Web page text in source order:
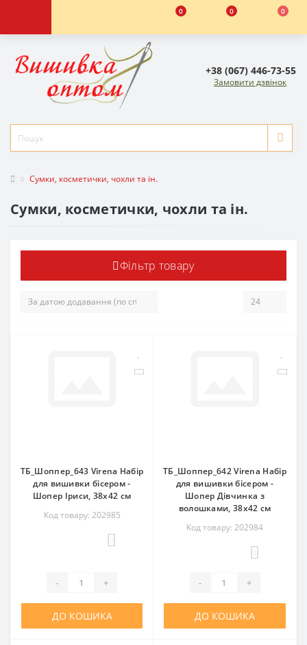
0 0 0
+38 (067) 446-73-55
Замовити дзвінок
Сумки, косметички, чохли та ін.
Сумки, косметички, чохли та ін.
Фільтр товару
ТБ_Шоппер_643 Virena Набір
для вишивки бісером -
Шопер Іриси, 38х42 см
Код товару: 202985
- +
ДО КОШИКА
ТБ_Шоппер_642 Virena Набір
для вишивки бісером -
Шопер Дівчинка з
волошками, 38х42 см
Код товару: 202984
- +
ДО КОШИКА